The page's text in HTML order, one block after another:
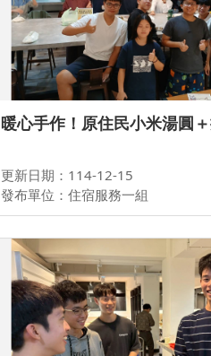
暖心手作！原住民小米湯圓
更新日期：114-12-15
發布單位：住宿服務一組